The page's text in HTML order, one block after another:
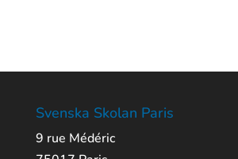
Svenska Skolan Paris
9 rue Médéric